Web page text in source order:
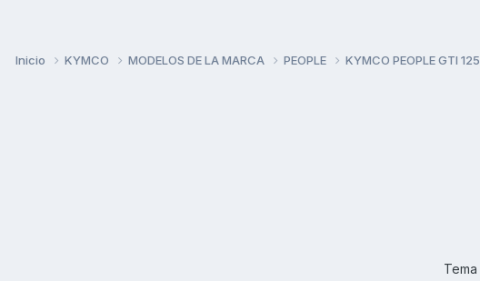
Inicio KYMCO MODELOS DE LA MARCA PEOPLE KYMCO PEOPLE GTI 125
Tema